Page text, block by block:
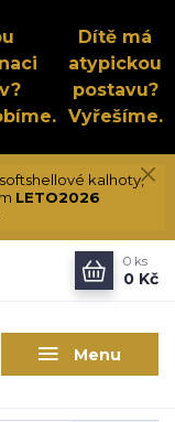
Dítě má
atypickou
postavu?
Vyřešíme.
kalhoty,
LETO2026
Menu
0 ks
0 Kč